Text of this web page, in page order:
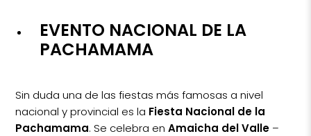
EVENTO NACIONAL DE LA
PACHAMAMA
Sin duda una de las fiestas más famosas a nivel
nacional y provincial es la Fiesta Nacional de la
Pachamama. Se celebra enAmaicha del Valle –